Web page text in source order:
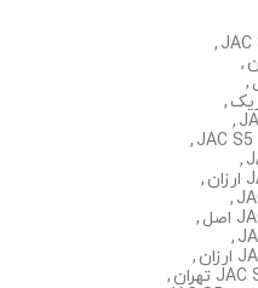
,
,
,
,
,
,
,
,
,
,
,
,
,